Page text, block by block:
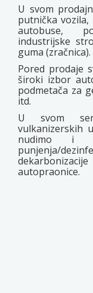
U svom
putnička vozila,
autobuse,
industrijske
guma (zračnica).
Pored prodaje
široki izbor
podmetača za
itd.
U svom
vulkanizerskih
nudimo i
punjenja/
autopraonice.